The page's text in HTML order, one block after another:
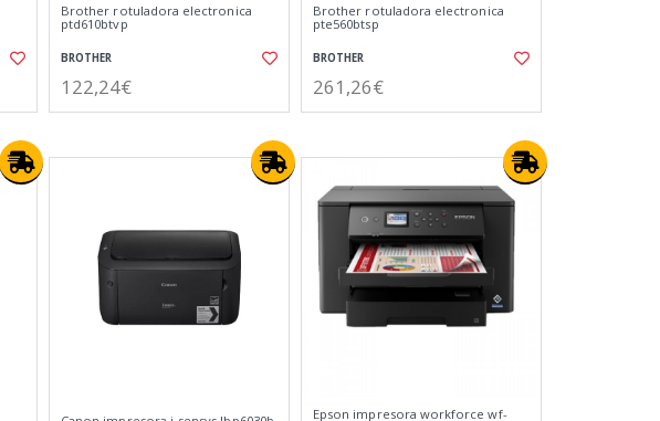
Brother rotuladora electronica
ptd610btvp
BROTHER
122,24€
Brother rotuladora electronica
pte560btsp
BROTHER
261,26€
Epson impresora workforce wf-